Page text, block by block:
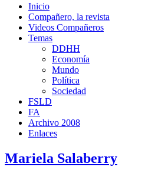
Inicio
Compañero, la revista
Videos Compañeros
Temas
DDHH
Economía
Mundo
Política
Sociedad
FSLD
FA
Archivo 2008
Enlaces
Mariela Salaberry